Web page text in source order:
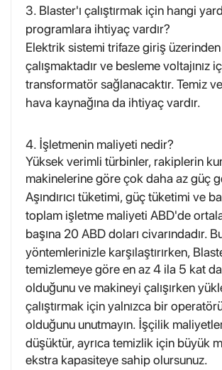
3. Blaster'ı çalıştırmak için hangi
programlara ihtiyaç vardır?
Elektrik sistemi trifaze giriş üzerinden
çalışmaktadır ve besleme voltajınız
transformatör sağlanacaktır. Temiz
hava kaynağına da ihtiyaç vardır.
4. İşletmenin maliyeti nedir?
Yüksek verimli türbinler, rakiplerin
makinelerine göre çok daha az güç
Aşındırıcı tüketimi, güç tüketimi ve
toplam işletme maliyeti ABD'de
başına 20 ABD doları civarındadır.
yöntemlerinizle karşılaştırırken,
temizlemeye göre en az 4 ila 5 kat
olduğunu ve makineyi çalışırken
çalıştırmak için yalnızca bir
olduğunu unutmayın. İşçilik
düşüktür, ayrıca temizlik için büyük
ekstra kapasiteye sahip olursunuz.